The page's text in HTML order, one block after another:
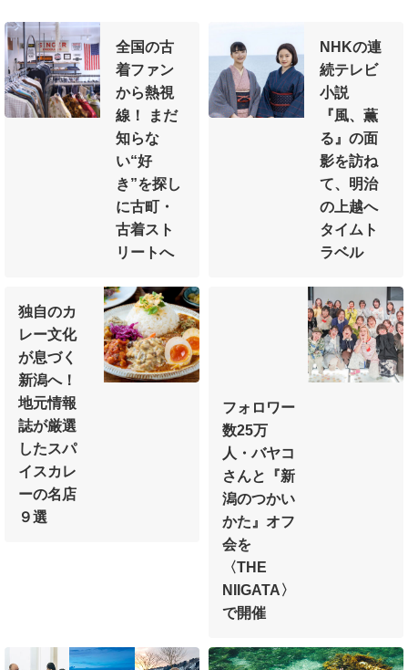
～
全国の古
着ファン
から熱視
線！
まだ
知らな
い“好
き”を探し
に古町・
古着スト
リートへ
NHKの連
続テレビ
小説
『風、薫
る』の面
影を訪ね
て、 明治
の上越へ
タイムト
ラベル
独自のカ
レー文化
が息づく
新潟へ！
地元情報
誌が厳選
したスパ
イスカレ
ーの名店
９選
フォロワー
数25万
人・バヤコ
さんと
『新
潟のつかい
かた』オフ
会を
〈THE
NIIGATA〉
で開催